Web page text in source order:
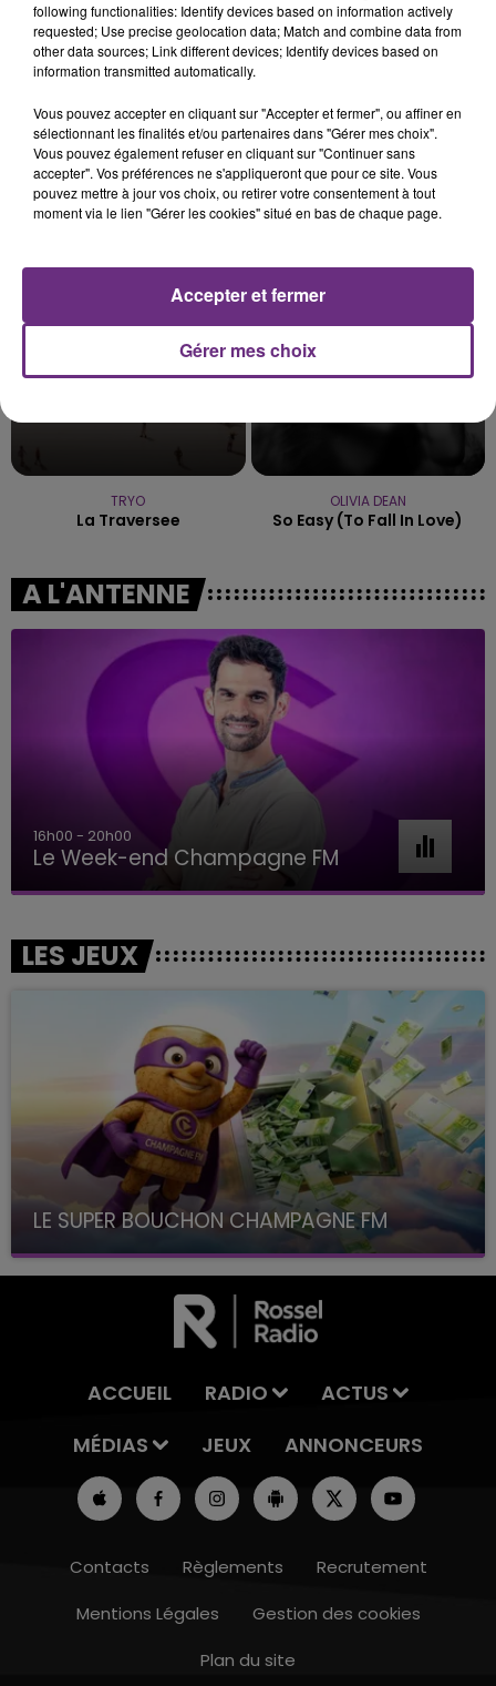
11h00 - 16h00
WIZ KHALIFA FEAT. CHARLIE PUTH
See You Again
JENNIFER LOPEZ & DAVID GUETTA
Save Me Tonight
17h56
17h56
TRYO
La Traversee
17h53
17h53
OLIVIA DEAN
So Easy (to Fall In Love)
A L'ANTENNE
7h00 - 11h00
BEST OF
LES JEUX
LE SUPER BOUCHON CHAMPAGNE FM
avec La Famille Champagne FM, à 8H10
ACCUEIL RADIO
ACTUS
MÉDIAS
JEUX ANNONCEURS
Contacts Règlements
Recrutement
Mentions Légales
Gestion des cookies
Plan du site
following functionalities: Identify devices based on information actively
requested; Use precise geolocation data; Match and combine data from
other data sources; Link different devices; Identify devices based on
information transmitted automatically.
Vous pouvez accepter en cliquant sur "Accepter et fermer", ou affiner en
sélectionnant les finalités et/ou partenaires dans "Gérer mes choix".
Vous pouvez également refuser en cliquant sur "Continuer sans
accepter". Vos préférences ne s'appliqueront que pour ce site. Vous
pouvez mettre à jour vos choix, ou retirer votre consentement à tout
moment via le lien "Gérer les cookies" situé en bas de chaque page.
Gérer mes choix
Accepter et fermer